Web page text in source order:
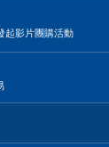
起影片團購活動